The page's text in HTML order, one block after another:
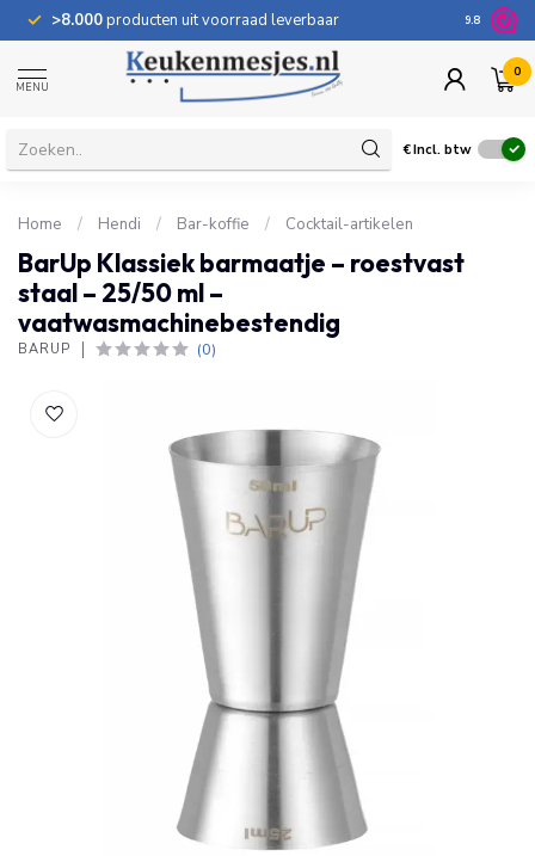
>8.000producten uit voorraad leverbaar 100
9.8
MENU
0
€Incl. btw
Home / Hendi / Bar-koffie / Cocktail-artikelen
BarUp Klassiek barmaatje – roestvast
staal – 25/50 ml –
vaatwasmachinebestendig
BARUP (0)